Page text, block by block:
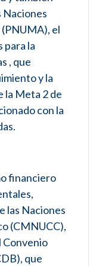
Naciones
el
para la
, que
y la
la Meta 2 de
con la
financiero
las Naciones
(CMNUCC),
Convenio
que